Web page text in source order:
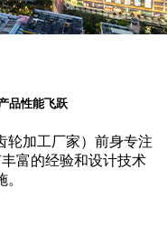
品性能飞跃
轮加工厂家）前身专注
富的经验和设计技术